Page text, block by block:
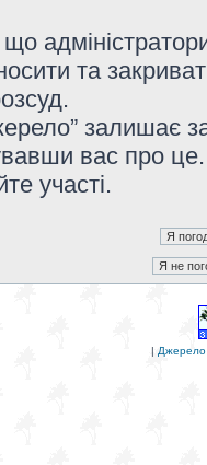
та
залишає
вас про
участі.
| Джерело